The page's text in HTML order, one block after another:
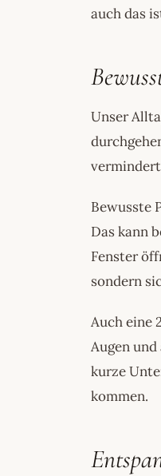
auch das
Unser
Bewusste
Das kann
Fenster
sondern
Auch eine
Augen
kurze
kommen.